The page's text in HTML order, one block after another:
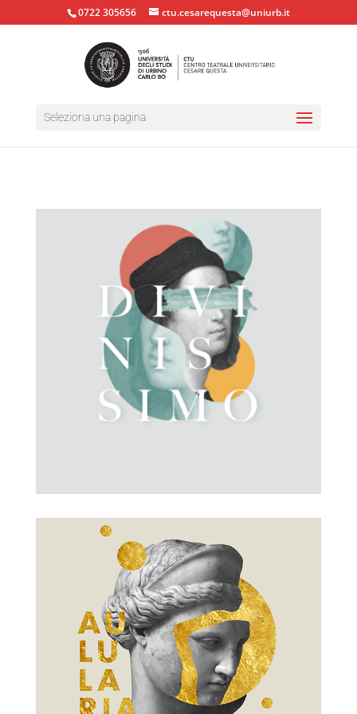
0722 305656 ctu.cesarequesta@uniurb.it
Seleziona una pagina